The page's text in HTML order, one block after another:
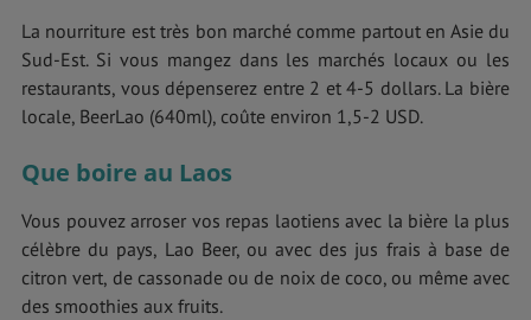
La nourriture est très bon marché comme partout en Asie du
Sud-Est. Si vous mangez dans les marchés locaux ou les
restaurants, vous dépenserez entre 2 et 4-5 dollars. La bière
locale, BeerLao (640ml), coûte environ 1,5-2 USD.
Que boire au Laos
Vous pouvez arroser vos repas laotiens avec la bière la plus
célèbre du pays, Lao Beer, ou avec des jus frais à base de
citron vert, de cassonade ou de noix de coco, ou même avec
des smoothies aux fruits.